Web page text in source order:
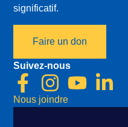
significatif.
Faire un don
Suivez-nous
Nous joindre